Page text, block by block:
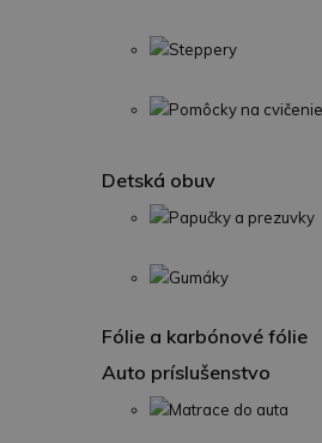
Steppery
Pomôcky na cvičenie
Detská obuv
Papučky a prezuvky
Gumáky
Fólie a karbónové fólie
Auto príslušenstvo
Matrace do auta